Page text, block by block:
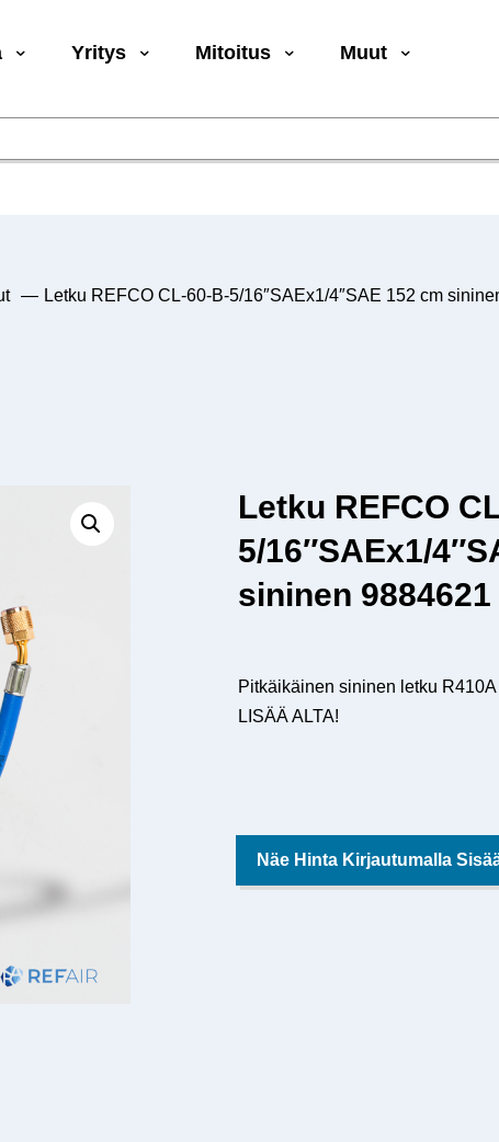
Yritys Mitoitus Muut
— Letku REFCO CL-60-B-5/16″SAEx1/4″SAE 152 cm
Letku REFCO
5/16″SAEx1/
sininen 9884621
Pitkäikäinen sininen letku
LISÄÄ ALTA!
Näe Hinta Kirjautumalla